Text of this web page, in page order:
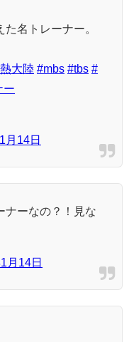
名トレーナー。
大陸 #mbs #tbs #
ー
月14日
ナーなの？！見な
月14日